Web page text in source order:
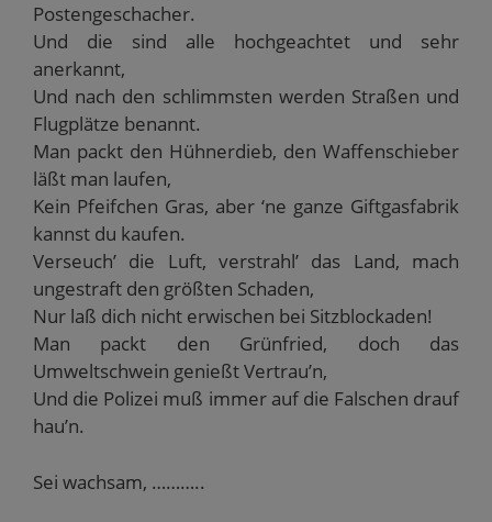
Postengeschacher.
Und die sind alle hochgeachtet und sehr
anerkannt,
Und nach den schlimmsten werden Straßen und
Flugplätze benannt.
Man packt den Hühnerdieb, den Waffenschieber
läßt man laufen,
Kein Pfeifchen Gras, aber ‘ne ganze Giftgasfabrik
kannst du kaufen.
Verseuch’ die Luft, verstrahl’ das Land, mach
ungestraft den größten Schaden,
Nur laß dich nicht erwischen bei Sitzblockaden!
Man packt den Grünfried, doch das
Umweltschwein genießt Vertrau’n,
Und die Polizei muß immer auf die Falschen drauf
hau’n.
Sei wachsam, ………..